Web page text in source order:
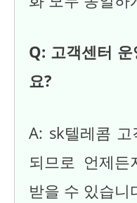
Q: 고객센터
요?
A: sk텔레콤
되므로 언제
받을 수 있습니